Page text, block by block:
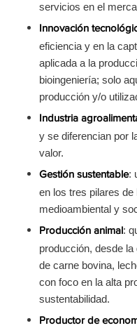
servicios en el
Innovación
eficiencia y en la
aplicada a la
bioingeniería; solo
producción y/o
Industria
y se diferencian por
valor.
Gestión sustentable:
en los tres pilares
medioambiental y
Producción animal:
producción, desde
de carne bovina,
con foco en la alta
sustentabilidad.
Productor de